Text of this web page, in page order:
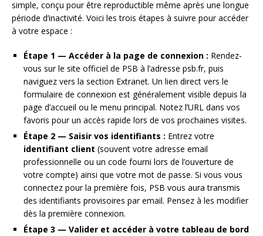
simple, conçu pour être reproductible même après une longue
période d’inactivité. Voici les trois étapes à suivre pour accéder
à votre espace :
Étape 1 — Accéder à la page de connexion : Rendez-
vous sur le site officiel de PSB à l’adresse psb.fr, puis
naviguez vers la section Extranet. Un lien direct vers le
formulaire de connexion est généralement visible depuis la
page d’accueil ou le menu principal. Notez l’URL dans vos
favoris pour un accès rapide lors de vos prochaines visites.
Étape 2 — Saisir vos identifiants : Entrez votre
identifiant client (souvent votre adresse email
professionnelle ou un code fourni lors de l’ouverture de
votre compte) ainsi que votre mot de passe. Si vous vous
connectez pour la première fois, PSB vous aura transmis
des identifiants provisoires par email. Pensez à les modifier
dès la première connexion.
Étape 3 — Valider et accéder à votre tableau de bord